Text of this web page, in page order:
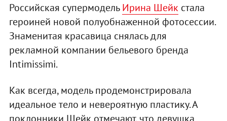
Российская супермодельИрина Шейк стала
героиней новой полуобнаженной фотосессии.
Знаменитая красавица снялась для
рекламной компании бельевого бренда
Intimissimi.
Как всегда, модель продемонстрировала
идеальное тело и невероятную пластику. А
поклонники Шейк отмечают, что девушка